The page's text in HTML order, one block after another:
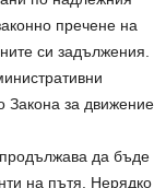
пречене на
си задължения.
Закона за движение
продължава да бъде
на пътя. Нерядко